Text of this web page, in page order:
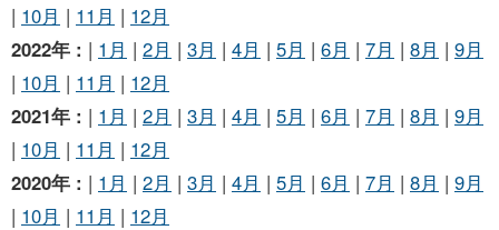
| 10月 | 11月 | 12月
2022年 : | 1月 | 2月 | 3月 | 4月 | 5月 | 6月 | 7月 | 8月 | 9月
| 10月 | 11月 | 12月
2021年 : | 1月 | 2月 | 3月 | 4月 | 5月 | 6月 | 7月 | 8月 | 9月
| 10月 | 11月 | 12月
2020年 : | 1月 | 2月 | 3月 | 4月 | 5月 | 6月 | 7月 | 8月 | 9月
| 10月 | 11月 | 12月